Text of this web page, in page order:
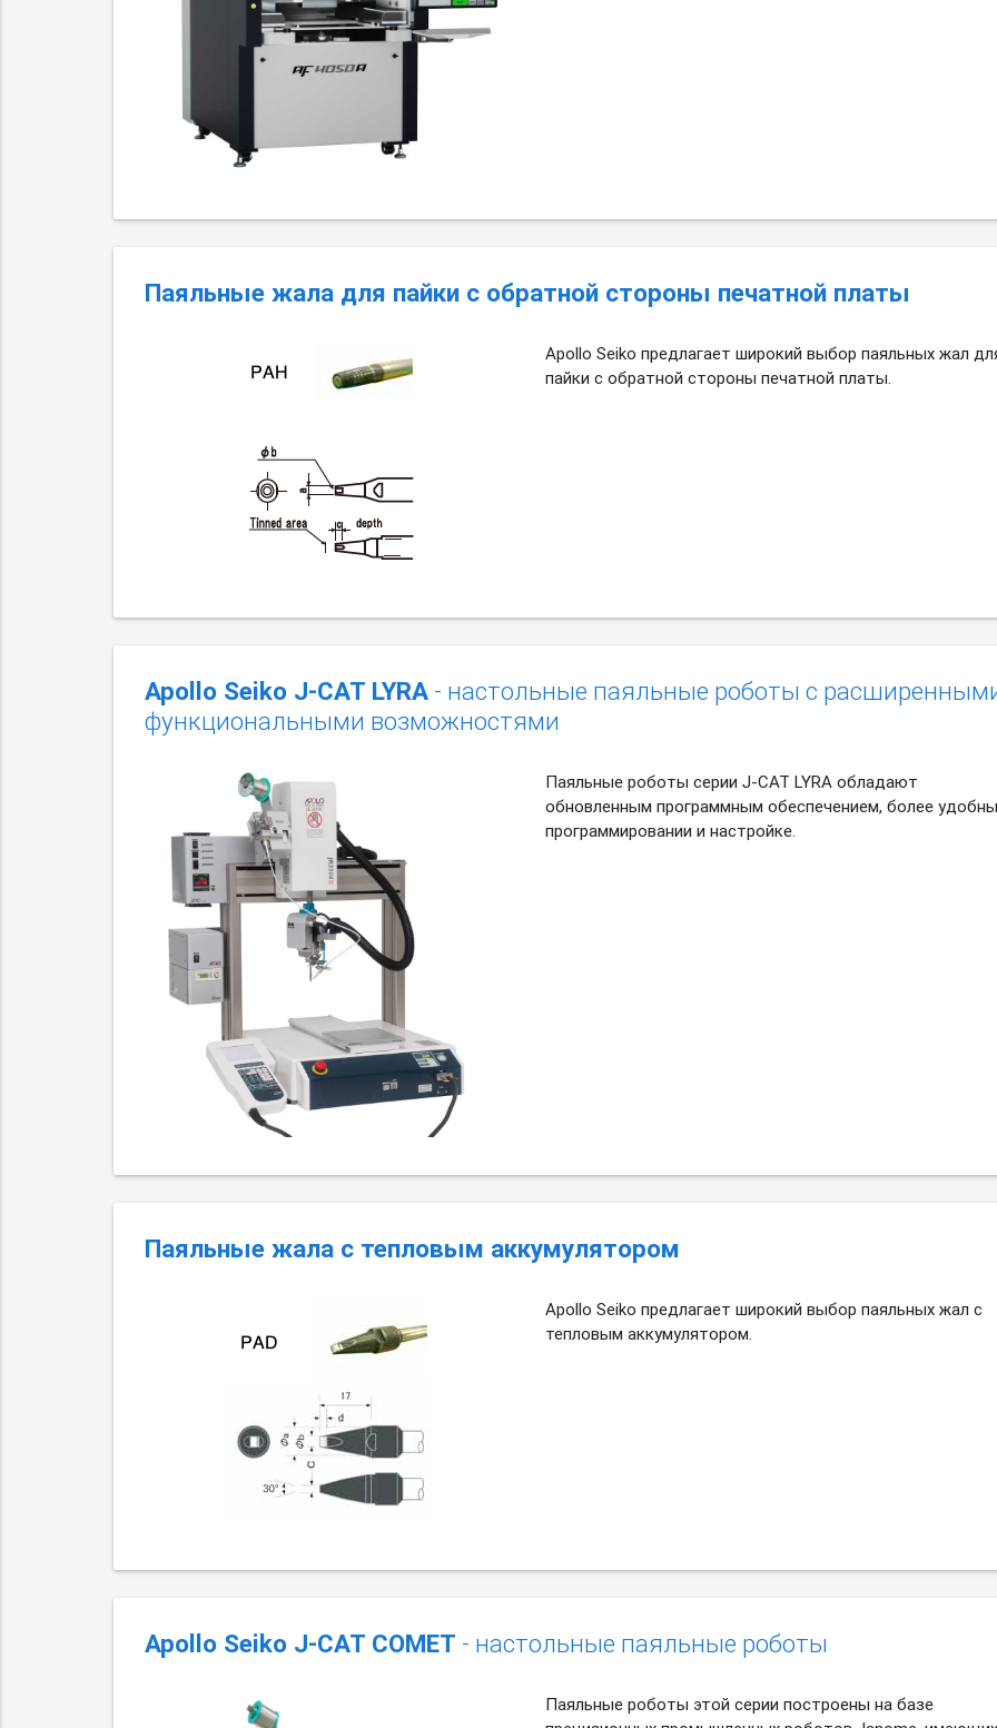
Паяльные жала для пайки с обратной стороны печатной платы
Apollo Seiko предлагает широкий выбор паяльных жал
пайки с обратной стороны печатной платы.
Apollo Seiko J-CAT LYRA - настольные паяльные роботы с
функциональными возможностями
Паяльные роботы серии J-CAT LYRA обладают
обновленным программным обеспечением, более
программировании и настройке.
Паяльные жала с тепловым аккумулятором
Apollo Seiko предлагает широкий выбор паяльных жал с
тепловым аккумулятором.
Apollo Seiko J-CAT COMET - настольные паяльные роботы
Паяльные роботы этой серии построены на базе